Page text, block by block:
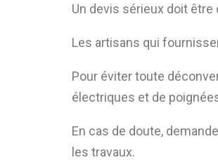
Un devis sérieux doit
Les artisans qui
Pour éviter toute
électriques et de
En cas de doute,
les travaux.